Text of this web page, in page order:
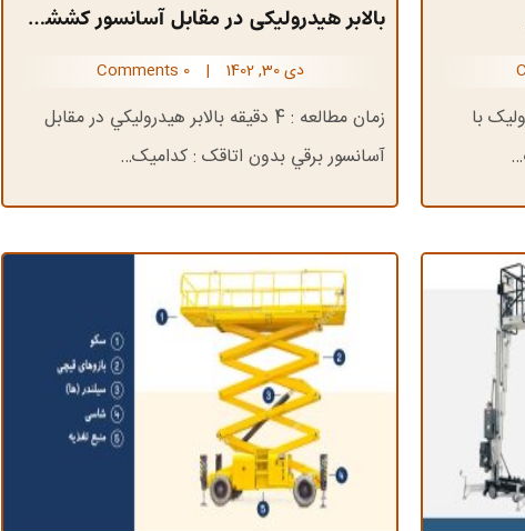
با
بالابر هیدرولیکی در مقابل آسانسور کششی بدون اتاقک : کدامیک برای هتل مناسب است؟
دی 30, 1402 |
0 Comments
زمان مطالعه : 4 دقيقه بالابر هيدروليکي در مقابل
آسانسور برقي بدون اتاقک : کداميک…